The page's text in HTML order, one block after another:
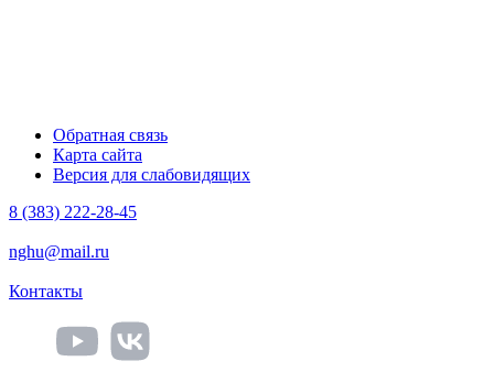
Обратная связь
Карта сайта
Версия для слабовидящих
8 (383) 222-28-45
nghu@mail.ru
Контакты